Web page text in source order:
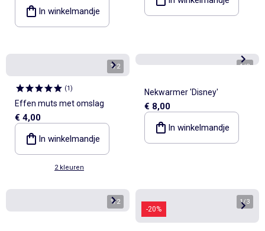
In winkelmandje
1/2
(1)
Effen muts met omslag
€ 4,00
In winkelmandje
2 kleuren
1/3
Nekwarmer 'Disney'
€ 8,00
In winkelmandje
1/2
-20%
1/3